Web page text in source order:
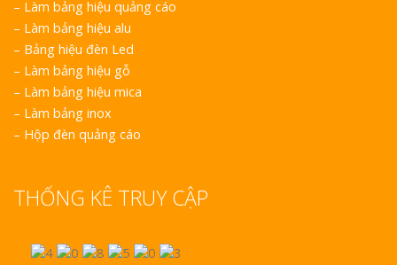
– Làm bảng hiệu quảng cáo
– Làm bảng hiệu alu
– Bảng hiệu đèn Led
– Làm bảng hiệu gỗ
– Làm bảng hiệu mica
– Làm bảng inox
– Hộp đèn quảng cáo
THỐNG KÊ TRUY CẬP